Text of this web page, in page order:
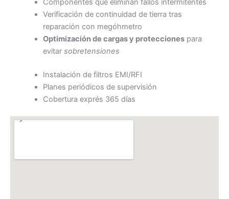
Componentes que eliminan fallos intermitentes
Verificación de continuidad de tierra tras
reparación con megóhmetro
Optimización de cargas y proteccionespara
evitar sobretensiones
Instalación de filtros EMI/RFI
Planes periódicos de supervisión
Cobertura exprés 365 días